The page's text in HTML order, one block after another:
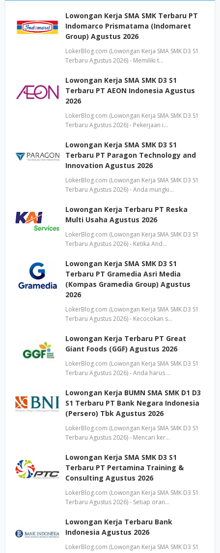
Lowongan Kerja SMA SMK Terbaru PT
Indomarco Prismatama (Indomaret
Group) Agustus 2026
LokerBlog.com (Lowongan Kerja SMA SMK D3 S1
Terbaru Agustus 2026) - Memiliki t…
Lowongan Kerja SMA SMK D3 S1
Terbaru PT AEON Indonesia Agustus
2026
LokerBlog.com (Lowongan Kerja SMA SMK D3 S1
Terbaru Agustus 2026) - Pekerjaan i…
Lowongan Kerja SMA SMK D3 S1
Terbaru PT Paragon Technology and
Innovation Agustus 2026
LokerBlog.com (Lowongan Kerja SMA SMK D3 S1
Terbaru Agustus 2026) - Anda mungki…
Lowongan Kerja Terbaru PT Reska
Multi Usaha Agustus 2026
LokerBlog.com (Lowongan Kerja SMA SMK D3 S1
Terbaru Agustus 2026) - Ketika And…
Lowongan Kerja SMA SMK D3 S1
Terbaru PT Gramedia Asri Media
(Kompas Gramedia Group) Agustus
2026
LokerBlog.com (Lowongan Kerja SMA SMK D3 S1
Terbaru Agustus 2026) - Kecocokan s…
Lowongan Kerja Terbaru PT Great
Giant Foods (GGF) Agustus 2026
LokerBlog.com (Lowongan Kerja SMA SMK D3 S1
Terbaru Agustus 2026) - Anda harus …
Lowongan Kerja BUMN SMA SMK D1 D3
S1 Terbaru PT Bank Negara Indonesia
(Persero) Tbk Agustus 2026
LokerBlog.com (Lowongan Kerja SMA SMK D3 S1
Terbaru Agustus 2026) - Mencari ker…
Lowongan Kerja SMA SMK D3 S1
Terbaru PT Pertamina Training &
Consulting Agustus 2026
LokerBlog.com (Lowongan Kerja SMA SMK D3 S1
Terbaru Agustus 2026) - Setiap oran…
Lowongan Kerja Terbaru Bank
Indonesia Agustus 2026
LokerBlog.com (Lowongan Kerja SMA SMK D3 S1